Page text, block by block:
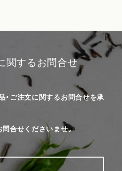
関するお問合せ
・ご注文に関するお問合せを承
問合せくださいませ。